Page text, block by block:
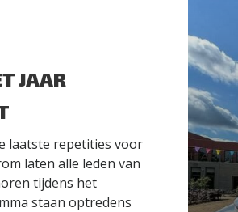
JAAR
laatste repetities voor
laten alle leden van
tijdens het
staan optredens